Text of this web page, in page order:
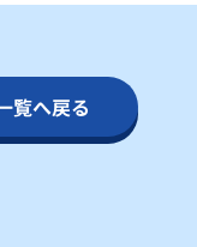
覧へ戻る